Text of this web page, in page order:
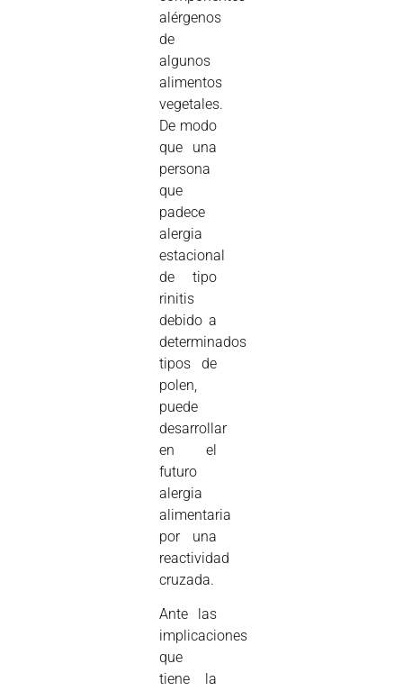
alérgenos
de
algunos
alimentos
vegetales.
De modo
que una
persona
que
padece
alergia
estacional
de tipo
rinitis
debido a
determinados
tipos de
polen,
puede
desarrollar
en el
futuro
alergia
alimentaria
por una
reactividad
cruzada.
Ante las
implicaciones
que
tiene la